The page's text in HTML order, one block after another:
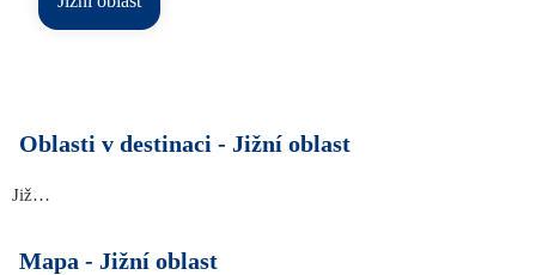
Oblasti v destinaci - Jižní oblast
Jižní oblast
Mapa - Jižní oblast